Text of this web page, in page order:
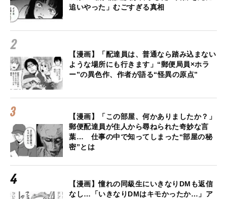
追いやった」むごすぎる真相
【漫画】「配達員は、普通なら踏み込まない
ような場所にも行きます」“郵便局員×ホラ
ー”の異色作、作者が語る“怪異の原点”
【漫画】「この部屋、何かありましたか？」
郵便配達員が住人から尋ねられた奇妙な言
葉… 仕事の中で知ってしまった“部屋の秘
密”とは
【漫画】憧れの同級生にいきなりDMも返信
なし…「いきなりDMはキモかったか…」ア